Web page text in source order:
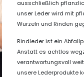
ausschließlich
unser Leder wird mit
Wurzeln und Rinden
Rindleder ist ein
Anstatt es achtlos
verantwortungsvoll
unsere Lederprodukte